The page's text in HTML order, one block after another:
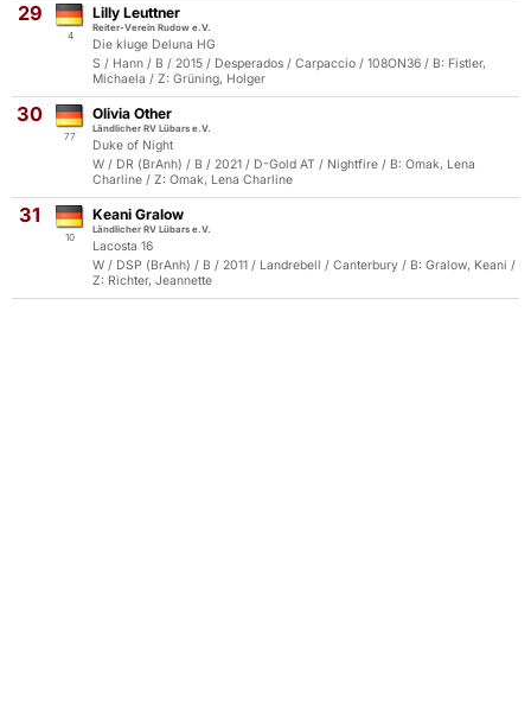
29
4
Lilly Leuttner
Reiter-Verein Rudow e.V.
Die kluge Deluna HG
S / Hann / B / 2015 / Desperados / Carpaccio / 108ON36 / B: Fistler,
Michaela / Z: Grüning, Holger
30
77
Olivia Other
Ländlicher RV Lübars e.V.
Duke of Night
W / DR (BrAnh) / B / 2021 / D-Gold AT / Nightfire / B: Omak, Lena
Charline / Z: Omak, Lena Charline
31
10
Keani Gralow
Ländlicher RV Lübars e.V.
Lacosta 16
W / DSP (BrAnh) / B / 2011 / Landrebell / Canterbury / B: Gralow, Keani /
Z: Richter, Jeannette